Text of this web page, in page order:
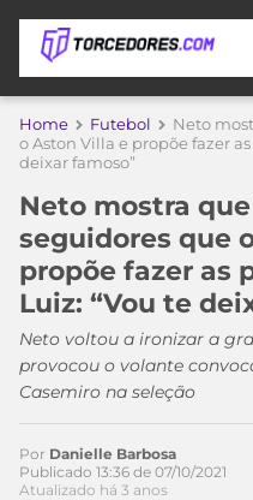
APOSTAS
DICAS
APOSTA
MELHORES
SITES
DE
APOSTAS
2026
CÓDIGO
PROMOCIONAL
ÚLTIMAS
COPA
DO
MUNDO
TIMES
MEU
TIME
CAMPEONATOS
BRASILEIRÃO
MÍDIA
Home Futebol
Neto
o Aston Villa e propõe fazer
deixar famoso”
Neto mostra
seguidores que
propõe fazer as
Luiz: “Vou te
Neto voltou a ironizar a
provocou o volante
Casemiro na seleção
Por Danielle Barbosa
Publicado 13:36 de 07/10/2021
Atualizado há 3 anos